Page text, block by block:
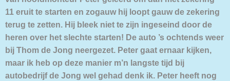
11 eruit te starten en zogauw hij loopt gauw de zekering
terug te zetten. Hij bleek niet te zijn ingeseind door de
heren over het slechte starten! De auto ’s ochtends weer
bij Thom de Jong neergezet. Peter gaat ernaar kijken,
maar ik heb op deze manier m’n langste tijd bij
autobedrijf de Jong wel gehad denk ik. Peter heeft nog